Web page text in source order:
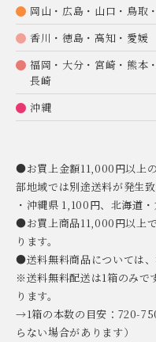
岡山・広島・山口・鳥取
香川・徳島・高知・愛媛
福岡・大分・宮崎・熊本
長崎
沖縄
●お買上金額11,000円以上
部地域では別途送料が発生致
・沖縄県 1,100円、北海道
●お買上商品11,000円以上
ります。
●送料無料商品については、
※送料無料配送は1箱のみで
ります。
→1箱の本数の目安：720-
らない場合があります）